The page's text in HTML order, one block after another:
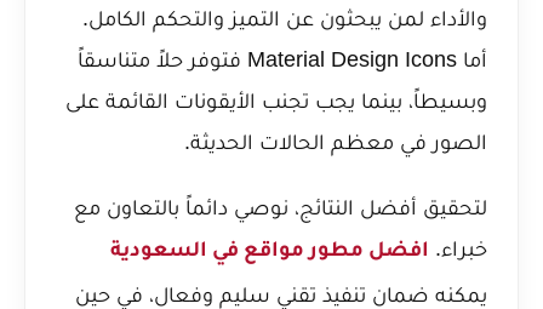
والأداء لمن يبحثون عن التميز والتحكم الكامل.
أما Material Design Icons فتوفر حلاً متناسقاً
وبسيطاً، بينما يجب تجنب الأيقونات القائمة على
الصور في معظم الحالات الحديثة.
لتحقيق أفضل النتائج، نوصي دائماً بالتعاون مع
خبراء. افضل مطور مواقع في السعودية
يمكنه ضمان تنفيذ تقني سليم وفعال، في حين